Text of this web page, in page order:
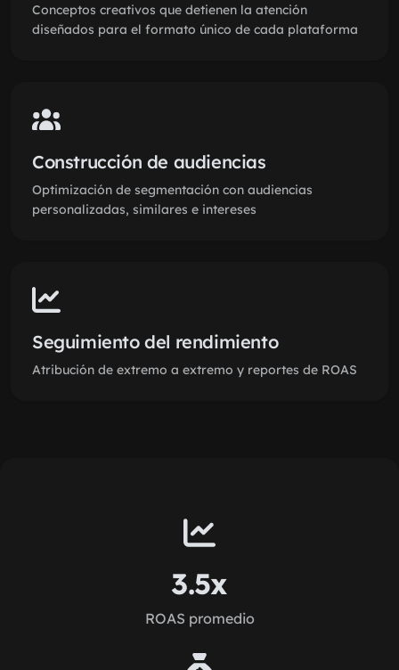
Conceptos creativos que detienen la atención
diseñados para el formato único de cada plataforma
Construcción de audiencias
Optimización de segmentación con audiencias
personalizadas, similares e intereses
Seguimiento del rendimiento
Atribución de extremo a extremo y reportes de ROAS
3.5x
ROAS promedio